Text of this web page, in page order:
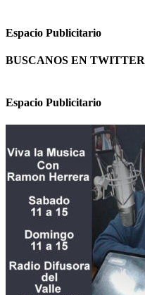
Espacio Publicitario
BUSCANOS EN TWITTER
Espacio Publicitario